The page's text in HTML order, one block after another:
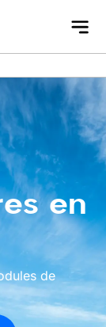
en
de